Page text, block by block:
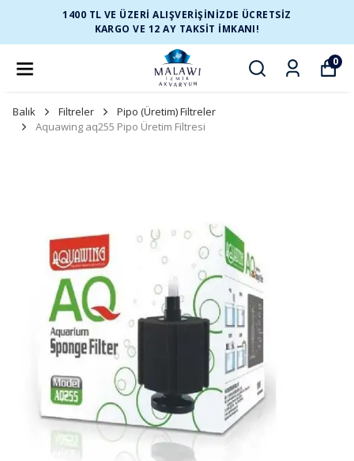
1400 TL VE ÜZERİ ALIŞVERİŞİNİZDE ÜCRETSİZ
KARGO VE 12 AY TAKSİT İMKANI!
0
Balık Filtreler
Pipo (Üretim) Filtreler
Aquawing aq255 Pipo Üretim Filtresi